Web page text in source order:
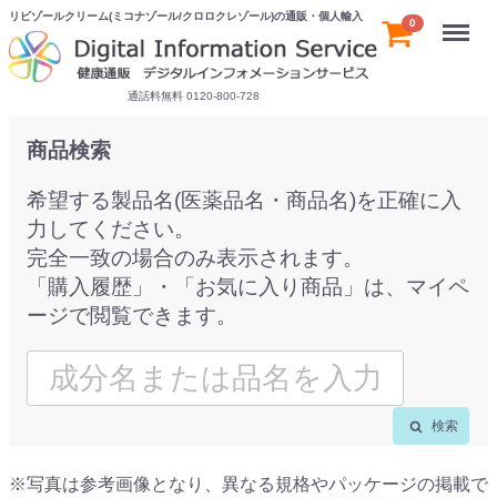
リビゾールクリーム(ミコナゾール/クロロクレゾール)の通販・個人輸入
通話料無料 0120-800-728
0 Menu
商品検索
希望する製品名(医薬品名・商品名)を正確に入
力してください。
完全一致の場合のみ表示されます。
「購入履歴」・「お気に入り商品」は、マイペ
ージで閲覧できます。
検索
※写真は参考画像となり、異なる規格やパッケージの掲載で